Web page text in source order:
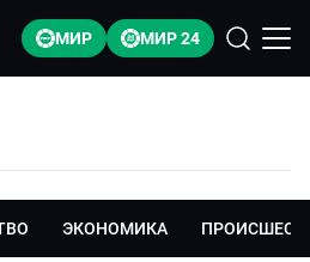
МИР МИР 24
ЭКОНОМИКА